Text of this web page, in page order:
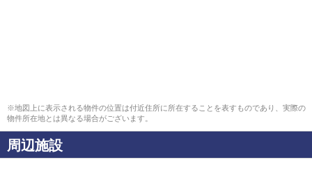
※地図上に表示される物件の位置は付近住所に所在することを表すものであり、実際の
物件所在地とは異なる場合がございます。
周辺施設